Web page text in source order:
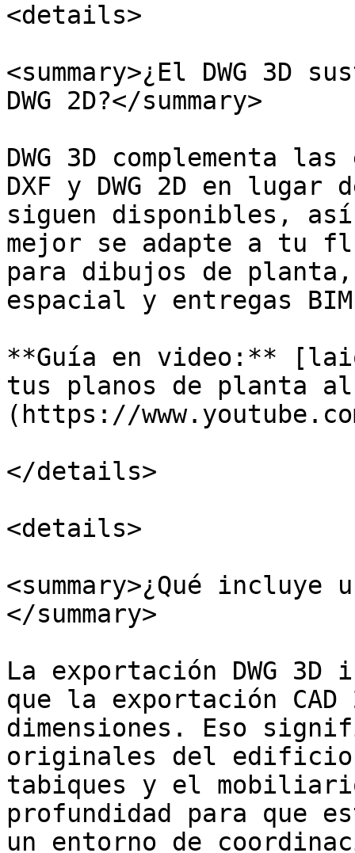
<details>
<summary>¿El DWG 3D
DWG 2D?</summary>
DWG 3D complementa
DXF y DWG 2D en
siguen disponibles,
mejor se adapte a tu
para dibujos de planta,
espacial y entregas
**Guía en video:**
tus planos de planta
(https://
</details>
<details>
<summary>¿Qué incluye
</summary>
La exportación DWG
que la exportación
dimensiones. Eso
originales del
tabiques y el
profundidad para que
un entorno de